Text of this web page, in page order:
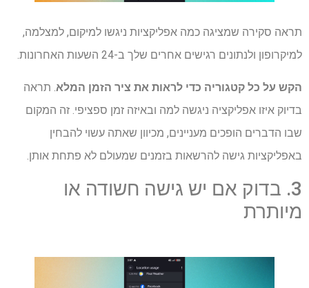
תראה סקירה שמציגה כמה אפליקציות ניגשו למיקום, למצלמה,
למיקרופון ולנתונים רגישים אחרים שלך ב-24 השעות האחרונות.
הקש על כל קטגוריה כדי לראות את ציר הזמן המלא. תראה
בדיוק איזו אפליקציה ניגשה למה ובאיזה זמן ספציפי. זה המקום
שבו הדברים הופכים מעניינים, מכיוון שאתה עשוי להבחין
באפליקציות גישה להרשאות בזמנים שמעולם לא פתחת אותן.
3. בדוק אם יש גישה חשודה או
מיותרת